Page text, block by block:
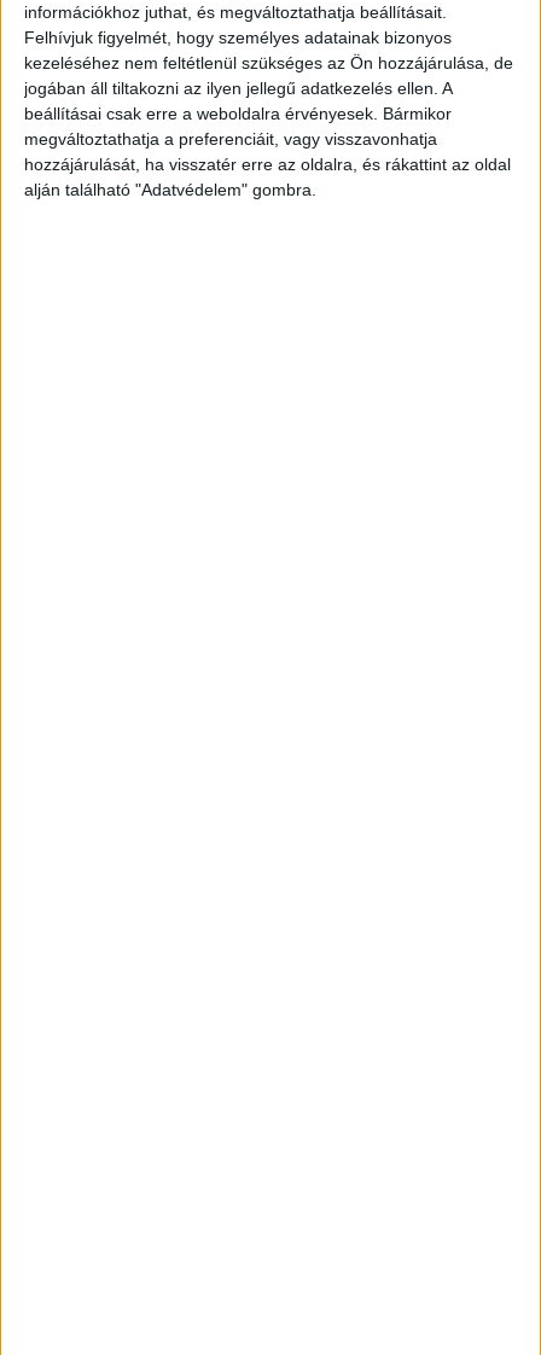
információkhoz juthat, és megváltoztathatja beállításait.
Felhívjuk figyelmét, hogy személyes adatainak bizonyos
kezeléséhez nem feltétlenül szükséges az Ön hozzájárulása, de
jogában áll tiltakozni az ilyen jellegű adatkezelés ellen. A
beállításai csak erre a weboldalra érvényesek. Bármikor
megváltoztathatja a preferenciáit, vagy visszavonhatja
hozzájárulását, ha visszatér erre az oldalra, és rákattint az oldal
alján található "Adatvédelem" gombra.
felügyeletét töltötte. A nő azzal a céllal, hogy az
ellene folytatott büntetőeljárás alól kivonja
magát. A Kékvillogó legfrissebb híreit ide
kattintva éred el! A Facebookon már 342 ezernél
is többen követnek minket.